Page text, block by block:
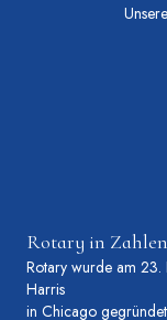
Rotary in Zahlen
Rotary wurde am 23.
Harris
in Chicago